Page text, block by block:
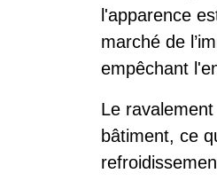
l'apparence
marché de
empêchant
Le
bâtiment, ce